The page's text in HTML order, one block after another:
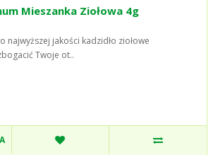
Mieszanka Ziołowa 4g
najwyższej jakości kadzidło ziołowe
Twoje ot..